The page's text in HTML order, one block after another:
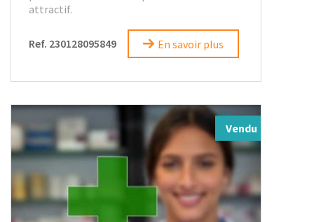
attractif.
Ref. 230128095849 En savoir plus
Vendu